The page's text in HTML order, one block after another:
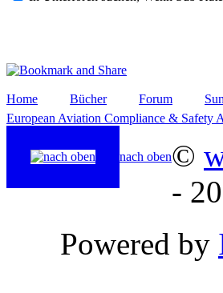
Home Bücher Forum
European Aviation Compliance & Safety
nach oben©
-
Powered by